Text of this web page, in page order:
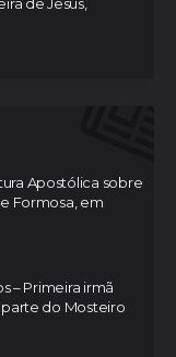
Apostólica sobre
Formosa, em
– Primeira irmã
do Mosteiro